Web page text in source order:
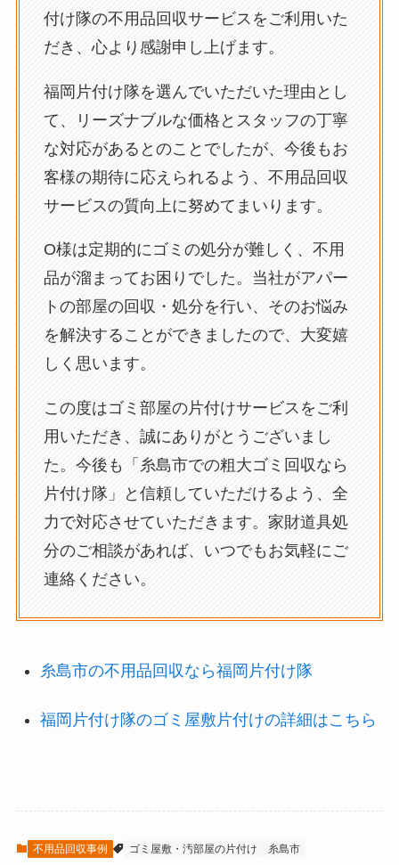
付け隊の不用品回収サービスをご利用いた
だき、心より感謝申し上げます。
福岡片付け隊を選んでいただいた理由とし
て、リーズナブルな価格とスタッフの丁寧
な対応があるとのことでしたが、今後もお
客様の期待に応えられるよう、不用品回収
サービスの質向上に努めてまいります。
O様は定期的にゴミの処分が難しく、不用
品が溜まってお困りでした。当社がアパー
トの部屋の回収・処分を行い、そのお悩み
を解決することができましたので、大変嬉
しく思います。
この度はゴミ部屋の片付けサービスをご利
用いただき、誠にありがとうございまし
た。今後も「糸島市での粗大ゴミ回収なら
片付け隊」と信頼していただけるよう、全
力で対応させていただきます。家財道具処
分のご相談があれば、いつでもお気軽にご
連絡ください。
糸島市の不用品回収なら福岡片付け隊
福岡片付け隊のゴミ屋敷片付けの詳細はこちら
不用品回収事例 ゴミ屋敷・汚部屋の片付け 糸島市